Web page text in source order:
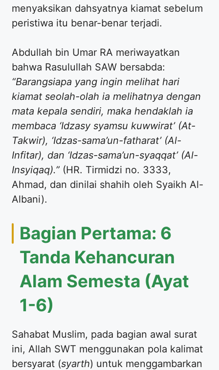
menyaksikan dahsyatnya kiamat sebelum
peristiwa itu benar-benar terjadi.
Abdullah bin Umar RA meriwayatkan
bahwa Rasulullah SAW bersabda:
“Barangsiapa yang ingin melihat hari
kiamat seolah-olah ia melihatnya dengan
mata kepala sendiri, maka hendaklah ia
membaca ‘Idzasy syamsu kuwwirat’ (At-
Takwir), ‘Idzas-sama’un-fatharat’ (Al-
Infitar), dan ‘Idzas-sama’un-syaqqat’ (Al-
Insyiqaq).” (HR. Tirmidzi no. 3333,
Ahmad, dan dinilai shahih oleh Syaikh Al-
Albani).
Bagian Pertama: 6
Tanda Kehancuran
Alam Semesta (Ayat
1-6)
Sahabat Muslim, pada bagian awal surat
ini, Allah SWT menggunakan pola kalimat
bersyarat (syarth) untuk menggambarkan